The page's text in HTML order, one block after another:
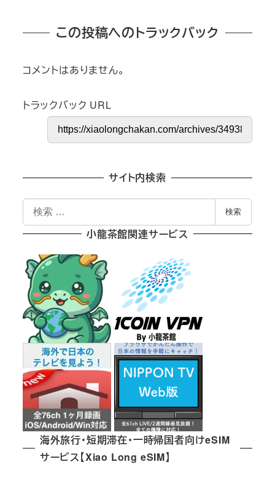
この投稿へのトラックバック
コメントはありません。
トラックバック URL
サイト内検索
検
索
検索
小龍茶館関連サービス
海外旅行・短期滞在・一時帰国者向けeSIM
サービス【Xiao Long eSIM】